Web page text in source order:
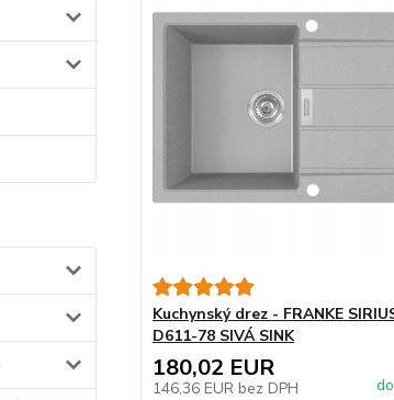
Kuchynský drez - FRANKE
D611-78 SIVÁ SINK
180,02 EUR
146,36 EUR bez DPH